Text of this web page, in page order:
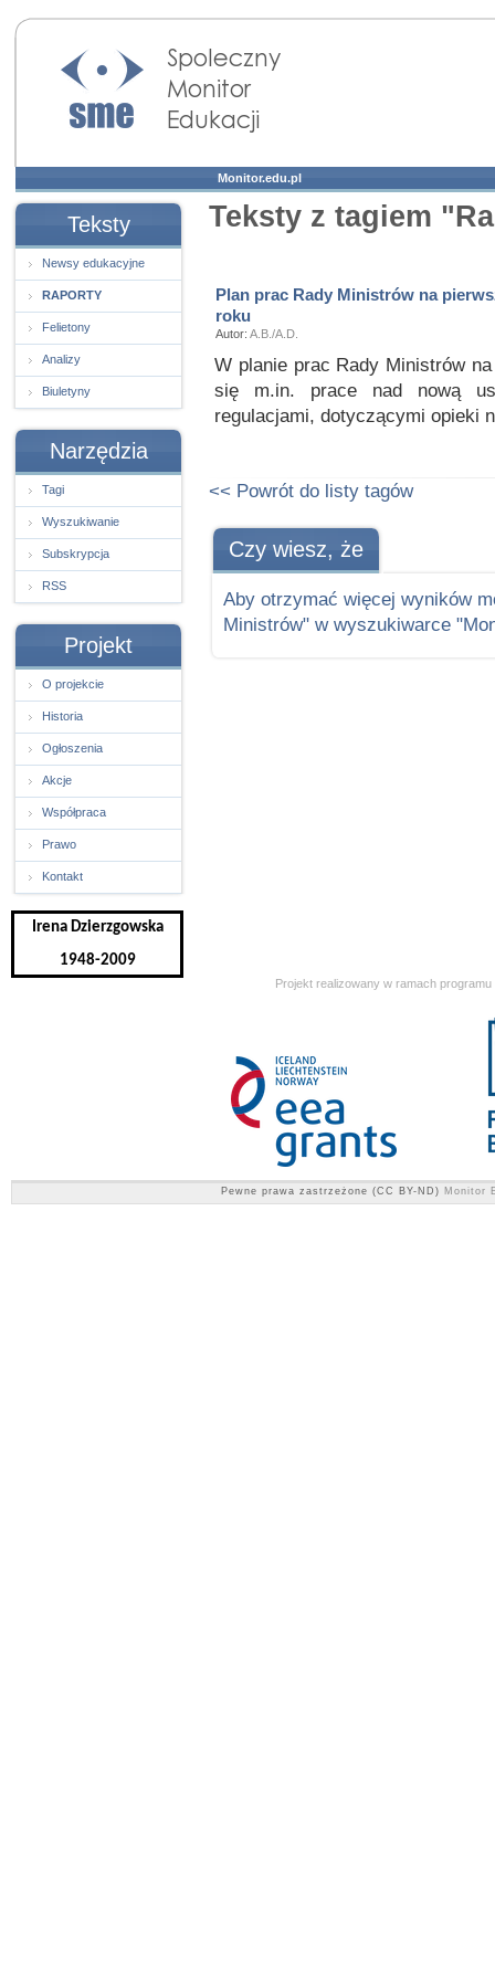
Społeczny Monitor
Edukacji
Monitor.edu.pl
Teksty
Newsy edukacyjne
RAPORTY
Felietony
Analizy
Biuletyny
Narzędzia
Tagi
Wyszukiwanie
Subskrypcja
RSS
Projekt
O projekcie
Historia
Ogłoszenia
Akcje
Współpraca
Prawo
Kontakt
Irena Dzierzgowska
1948-2009
Teksty z tagiem
Plan prac Rady Ministrów na
roku
Autor: A.B./A.D.
W planie prac Rady Ministrów
się m.in. prace nad nową
regulacjami, dotyczącymi opieki
<< Powrót do listy tagów
Czy wiesz, że
Aby otrzymać więcej wyników
Ministrów" w wyszukiwarce
Projekt realizowany w ramach
Pewne prawa zastrzeżone (CC BY-ND) Monitor